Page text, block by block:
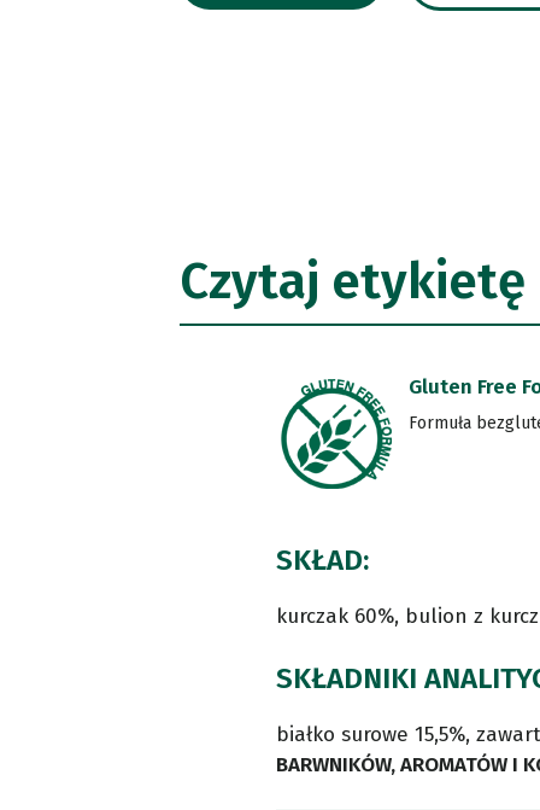
Czytaj etykietę
Gluten Free
Formuła
SKŁAD:
kurczak 60%, bulion z
SKŁADNIKI
białko surowe 15,5%,
BARWNIKÓW, AROMATÓW I